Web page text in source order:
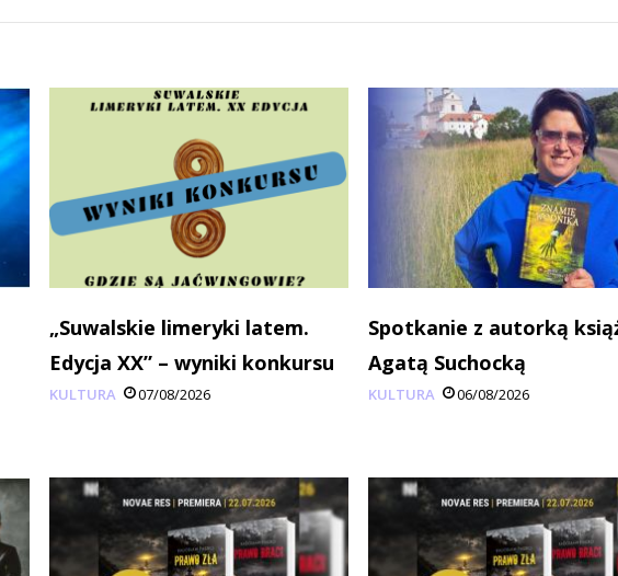
„Suwalskie limeryki latem.
Edycja XX” – wyniki konkursu
KULTURA 07/08/2026
Spotkanie z autorką
Agatą Suchocką
KULTURA 06/08/2026